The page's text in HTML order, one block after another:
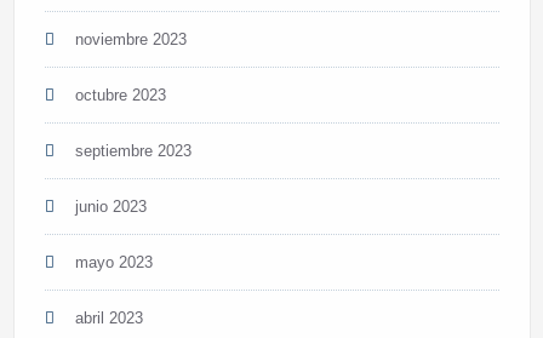
noviembre 2023
octubre 2023
septiembre 2023
junio 2023
mayo 2023
abril 2023